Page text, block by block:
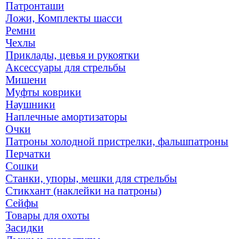
Патронташи
Ложи, Комплекты шасси
Ремни
Чехлы
Приклады, цевья и рукоятки
Аксессуары для стрельбы
Мишени
Муфты коврики
Наушники
Наплечные амортизаторы
Очки
Патроны холодной пристрелки, фальшпатроны
Перчатки
Сошки
Станки, упоры, мешки для стрельбы
Стикхант (наклейки на патроны)
Сейфы
Товары для охоты
Засидки